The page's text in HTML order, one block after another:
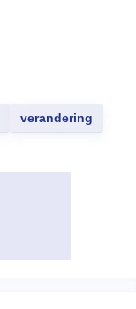
verandering